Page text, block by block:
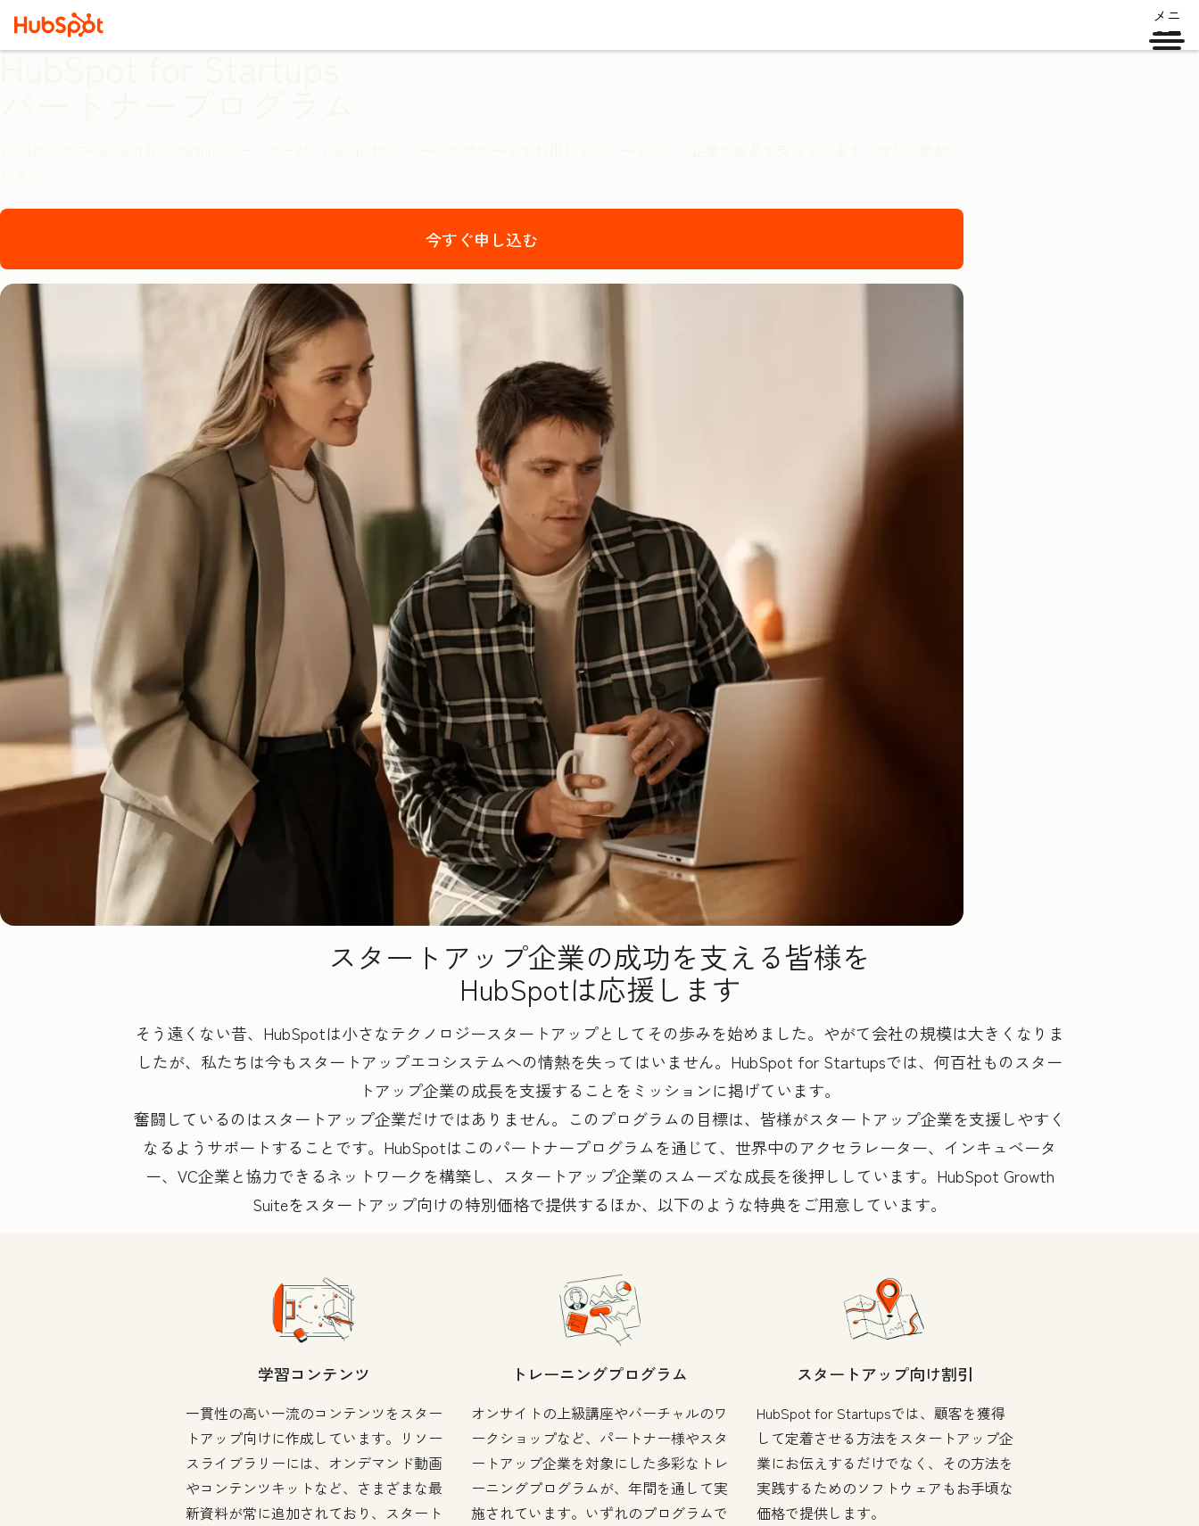
メニ
ュー
HubSpot for Startups
今すぐ申し込む
スタートアップ企業の成功を支える皆様を
HubSpotは応援します
そう遠くない昔、HubSpotは小さなテクノロジースタートアップとしてその歩みを始めました。やがて会社の規模は大きくなりま
したが、私たちは今もスタートアップエコシステムへの情熱を失ってはいません。HubSpot for Startupsでは、何百社ものスター
トアップ企業の成長を支援することをミッションに掲げています。
奮闘しているのはスタートアップ企業だけではありません。このプログラムの目標は、皆様がスタートアップ企業を支援しやすく
なるようサポートすることです。HubSpotはこのパートナープログラムを通じて、世界中のアクセラレーター、インキュベータ
ー、VC企業と協力できるネットワークを構築し、スタートアップ企業のスムーズな成長を後押ししています。HubSpot Growth
Suiteをスタートアップ向けの特別価格で提供するほか、以下のような特典をご用意しています。
学習コンテンツ
一貫性の高い一流のコンテンツをスター
トアップ向けに作成しています。リソー
スライブラリーには、オンデマンド動画
やコンテンツキットなど、さまざまな最
新資料が常に追加されており、スタート
トレーニングプログラム
オンサイトの上級講座やバーチャルのワ
ークショップなど、パートナー様やスタ
ートアップ企業を対象にした多彩なトレ
ーニングプログラムが、年間を通して実
施されています。いずれのプログラムで
スタートアップ向け割引
HubSpot for Startupsでは、顧客を獲得
して定着させる方法をスタートアップ企
業にお伝えするだけでなく、その方法を
実践するためのソフトウェアもお手頃な
価格で提供します。